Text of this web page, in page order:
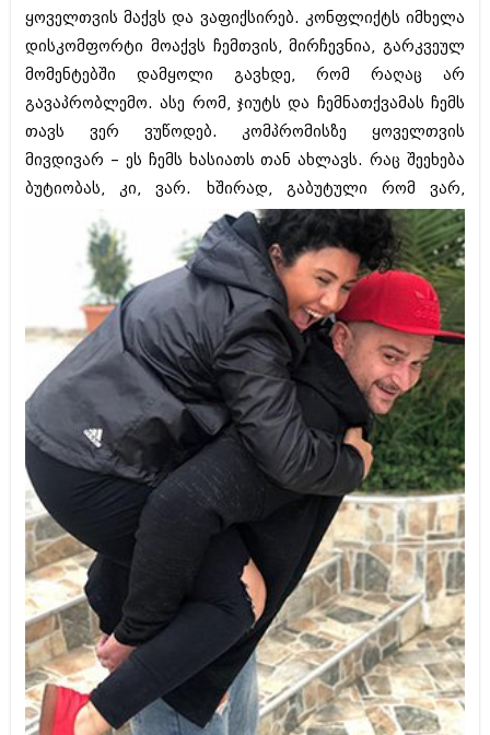
თებერვალი 2014 (318)
იანვარი 2014 (297)
დეკემბერი 2013 (365)
ნოემბერი 2013 (279)
ოქტომბერი 2013 (256)
სექტემბერი 2013 (368)
აგვისტო 2013 (89)
ივლისი 2013 (182)
ივნისი 2013 (212)
მაისი 2013 (259)
აპრილი 2013 (304)
მარტი 2013 (352)
თებერვალი 2013 (204)
იანვარი 2013 (334)
დეკემბერი 2012 (98)
ნოემბერი 2012 (295)
ოქტომბერი 2012 (350)
სექტემბერი 2012 (264)
აგვისტო 2012 (268)
ივლისი 2012 (322)
ივნისი 2012 (282)
მაისი 2012 (240)
აპრილი 2012 (294)
მარტი 2012 (259)
თებერვალი 2012 (376)
იანვარი 2012 (322)
ნოემბერი 2011 (471)
ოქტომბერი 2011 (754)
სექტემბერი 2011 (407)
აგვისტო 2011 (249)
ივლისი 2011 (400)
ივნისი 2011 (438)
მაისი 2011 (415)
ყოველთვის მაქვს და ვაფიქსირებ. კონფლიქტს იმხელა
დისკომფორტი მოაქვს ჩემთვის, მირჩევნია, გარკვეულ
მომენტებში დამყოლი გავხდე, რომ რაღაც არ
გავაპრობლემო. ასე რომ, ჯიუტს და ჩემნათქვამას ჩემს
თავს ვერ ვუწოდებ. კომპრომისზე ყოველთვის
მივდივარ – ეს ჩემს ხასიათს თან ახლავს. რაც შეეხება
ბუტიობას, კი, ვარ. ხშირად, გაბუტული რომვარ,